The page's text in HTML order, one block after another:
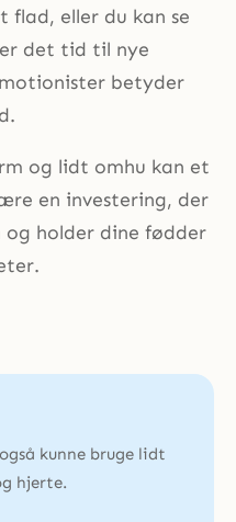
flad, eller du kan se
det tid til nye
betyder
og lidt omhu kan et
en investering, der
holder dine fødder
kunne bruge lidt
hjerte.